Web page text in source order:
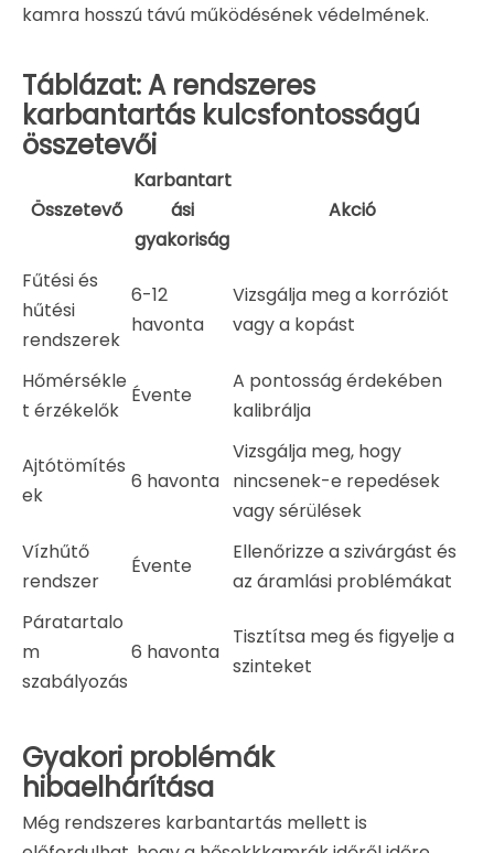
kamra hosszú távú működésének védelmének.
Táblázat: A rendszeres
karbantartás kulcsfontosságú
összetevői
Összetevő
Karbantart
ási
gyakoriság
Akció
Fűtési és
hűtési
rendszerek
6-12
havonta
Vizsgálja meg a korróziót
vagy a kopást
Hőmérsékle
t érzékelők
Évente
A pontosság érdekében
kalibrálja
Ajtótömítés
ek
6 havonta
Vizsgálja meg, hogy
nincsenek-e repedések
vagy sérülések
Vízhűtő
rendszer
Évente
Ellenőrizze a szivárgást és
az áramlási problémákat
Páratartalo
m
szabályozás
6 havonta
Tisztítsa meg és figyelje a
szinteket
Gyakori problémák
hibaelhárítása
Még rendszeres karbantartás mellett is